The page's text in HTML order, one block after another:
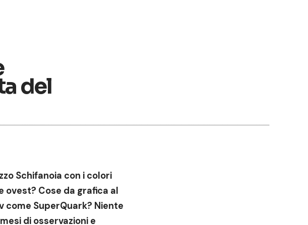
del
Schifanoia con i colori
Cose da grafica al
SuperQuark? Niente
di osservazioni e